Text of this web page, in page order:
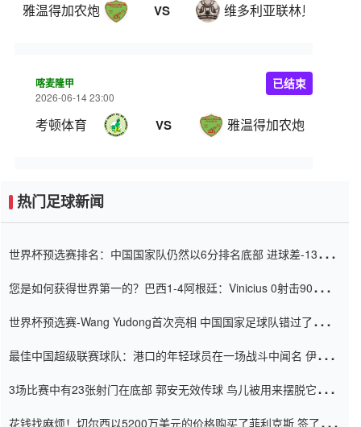
雅温得加农炮 VS 维多利亚联林贝
喀麦隆甲
2026-06-14 23:00
考顿体育 VS 雅温得加农炮
已结束
热门足球新闻
世界杯预选赛排名：中国国家队仍然以6分排名底部 进球差-13令人
您是如何获得世界第一的？巴西1-4阿根廷：Vinicius 0射击90分钟
世界杯预选赛-Wang Yudong首次亮相 中国国家足球队错过了世界
最佳中国超级联赛球队：港口的年轻球员在一场战斗中闻名 伊万放
3场比赛中有23张射门在底部 郭安无效传球 鸟儿被用来摆脱它
花钱找麻烦！切尔西以5200万美元的价格购买了菲利克斯 签了7年